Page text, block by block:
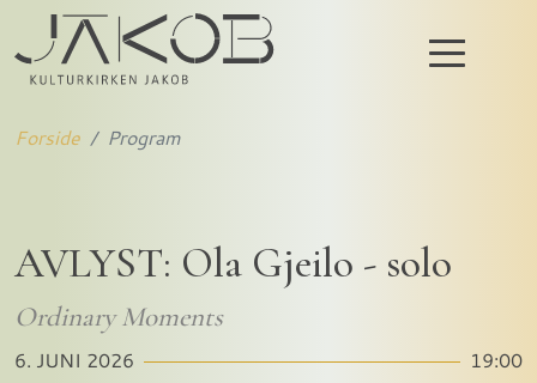
Forside Program
AVLYST: Ola Gjeilo - solo
Ordinary Moments
6. JUNI 2026 19:00